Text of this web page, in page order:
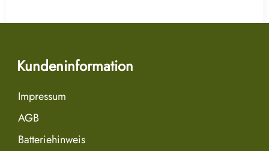
Kundeninformation
Impressum
AGB
Batteriehinweis